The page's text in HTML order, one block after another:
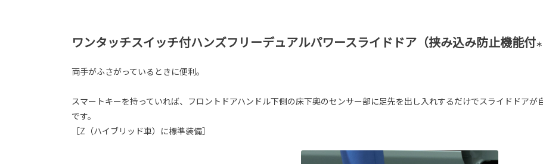
ワンタッチスイッチ付ハンズフリーデュアルパワースライドドア（挟み込み防止機能付
両手がふさがっているときに便利。
スマートキーを持っていれば、フロントドアハンドル下側の床下奥のセンサー部に足先を出し入れするだけでスライドドア
です。
［Z（ハイブリッド車）に標準装備］